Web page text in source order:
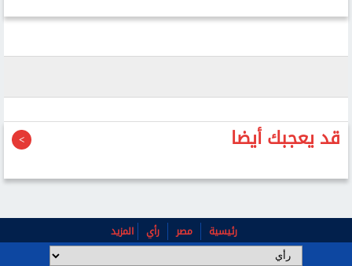
قد يعجبك أيضا
رئيسية مصر رأي المزيد